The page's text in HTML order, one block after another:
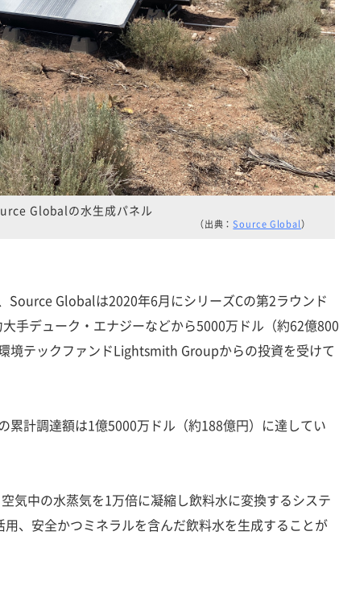
Globalの水生成パネル
（出典：Source Global）
Source Globalは2020年6月にシリーズCの第2ラウンド
手デューク・エナジーなどから5000万ドル（約62億800
境テックファンドLightsmith Groupからの投資を受けて
累計調達額は1億5000万ドル（約188億円）に達してい
気中の水蒸気を1万倍に凝縮し飲料水に変換するシステ
、安全かつミネラルを含んだ飲料水を生成することが